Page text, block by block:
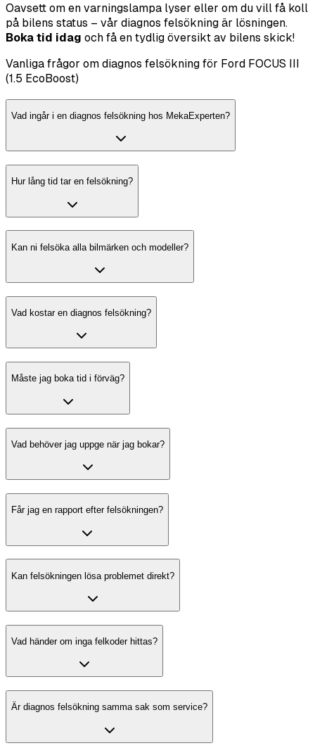
Oavsett om en varningslampa lyser eller om du vill få koll
på bilens status – vår diagnos felsökning är lösningen.
Boka tid idag och få en tydlig översikt av bilens skick!
Vanliga frågor om diagnos felsökning för Ford FOCUS III
(1.5 EcoBoost)
Vad ingår i en diagnos felsökning hos MekaExperten?
Hur lång tid tar en felsökning?
Kan ni felsöka alla bilmärken och modeller?
Vad kostar en diagnos felsökning?
Måste jag boka tid i förväg?
Vad behöver jag uppge när jag bokar?
Får jag en rapport efter felsökningen?
Kan felsökningen lösa problemet direkt?
Vad händer om inga felkoder hittas?
Är diagnos felsökning samma sak som service?